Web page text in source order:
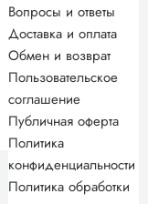
Вопросы и ответы
Доставка и оплата
Обмен и возврат
Пользовательское
соглашение
Публичная оферта
Политика
конфиденциальности
Политика обработки